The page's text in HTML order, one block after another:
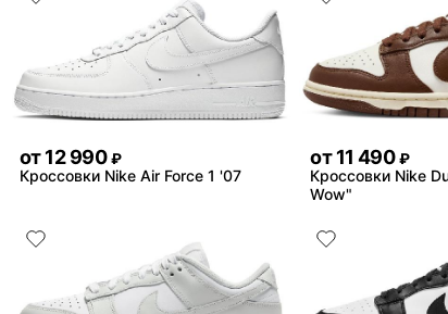
от12 990 ₽
Кроссовки Nike Air Force 1 '07
от 11 490 ₽
Кроссовки Nike
Wow"